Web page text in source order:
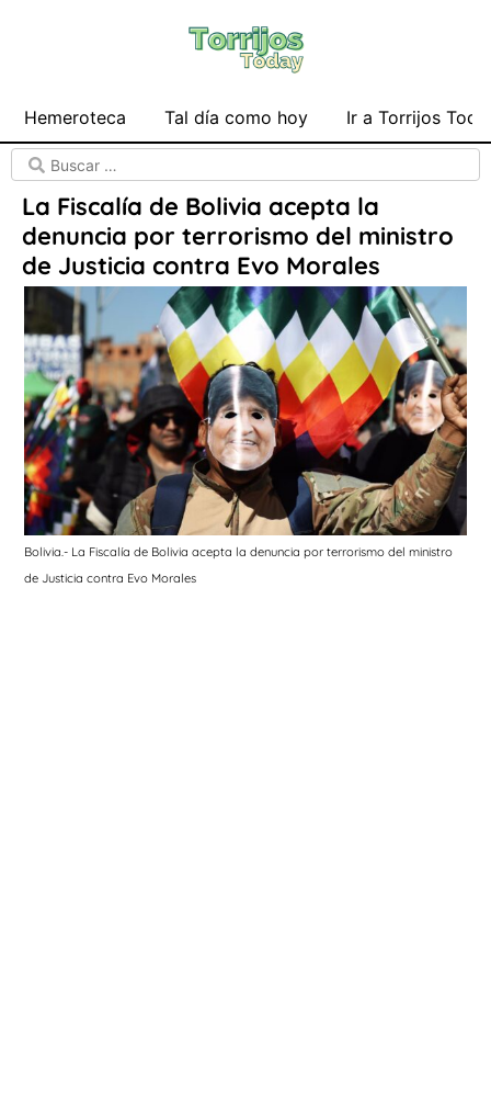
Hemeroteca Tal día como hoy Ir a Torrijos
La Fiscalía de Bolivia acepta la
denuncia por terrorismo del ministro
de Justicia contra Evo Morales
Bolivia.- La Fiscalía de Bolivia acepta la denuncia por terrorismo del ministro
de Justicia contra Evo Morales